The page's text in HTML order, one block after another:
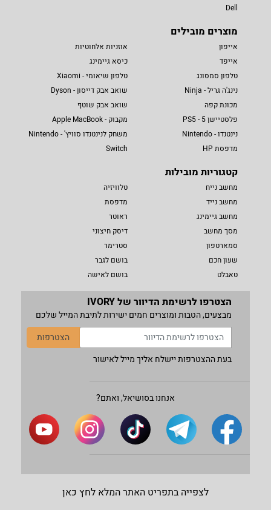
Dell
מוצרים מובילים
אייפון
אייפד
טלפון סמסונג
נינג'ה גריל - Ninja
מכונת קפה
פלסטיישן 5 - PS5
נינטנדו - Nintendo
מדפסת HP
אוזניות אלחוטיות
כיסא גיימינג
טלפון שיאומי - Xiaomi
שואב אבק דייסון - Dyson
שואב אבק שוטף
מקבוק - Apple MacBook
משחק לנינטנדו סוויץ' - Nintendo
Switch
קטגוריות מובילות
מחשב נייח
מחשב נייד
מחשב גיימינג
מסך מחשב
סמארטפון
שעון חכם
טאבלט
טלוויזיה
מדפסת
ראוטר
דיסק חיצוני
סטרימר
בושם לגבר
בושם לאישה
הצטרפו לרשימת הדיוור של IVORY
מבצעים, הטבות ומוצרים חמים ישירות לתיבת המייל שלכם
הצטרפות
בעת ההצטרפות יישלח אליך מייל לאישור
אנחנו בסושיאל, ואתם?
לצפייה בתפריט האתר המלא לחץ כאן